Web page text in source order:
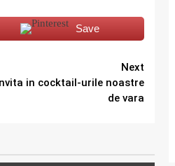
Save
Next
in cocktail-urile noastre
de vara